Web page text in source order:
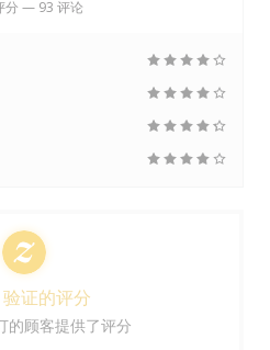
分 — 93 评论
验证的评分
的顾客提供了评分